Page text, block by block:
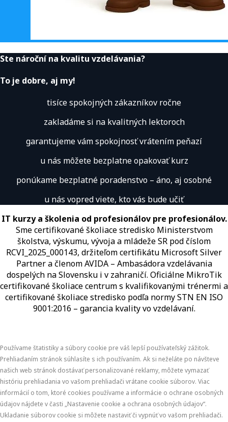
Ste nároční na kvalitu vzdelávania?
To je dobre, aj my!
tisíce spokojných zákazníkov ročne
zakladáme si na kvalitných lektoroch
garantujeme vám spokojnosť vrátením peňazí
u nás môžete bezplatne opakovať kurz
ponúkame bezplatné poradenstvo – áno, aj osobné
u nás vopred viete, kto vás bude učiť
IT kurzy a školenia od profesionálov pre profesionálov.
Sme certifikované školiace stredisko Ministerstvom
školstva, výskumu, vývoja a mládeže SR pod číslom
RCVI_2025_000143, držiteľom certifikátu Microsoft Silver
Partner a členom AVIDA – Ambasádora vzdelávania
dospelých na Slovensku i v zahraničí.​​​​​​​​​​​​​​​​ Oficiálne MikroTik
certifikované školiace centrum s kvalifikovanými trénermi ​​​​​​​​​​a
certifikované školiace stredisko podľa normy STN EN ISO
9001:2016 – garancia kvality vo vzdelávaní.
Používame štatistiky a súbory cookie pre váš lepší používateľský zážitok.
Prehliadaním stránok súhlasíte s ich používaním. Ak si neželáte po návšteve
našich web stránok dostávať personalizované reklamy, môžete vymazať
históriu prehliadania vo vašom prehliadači vrátane cookie súborov. Viac
informácií o tom, ktoré cookies používame a informácie o ochrane osobných
údajov nájdete v časti „Nastavenie cookie a ochrana osobných údajov“.
Ukladanie súborov cookie si môžete nastaviť či vypnúť vo vašom prehliadači.